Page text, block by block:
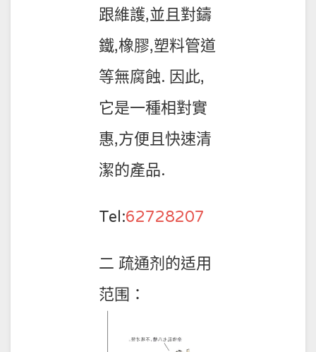
跟維護,並且對鑄
鐵,橡膠,塑料管道
等無腐蝕. 因此,
它是一種相對實
惠,方便且快速清
潔的產品.
Tel:62728207
二 疏通剂的适用
范围：